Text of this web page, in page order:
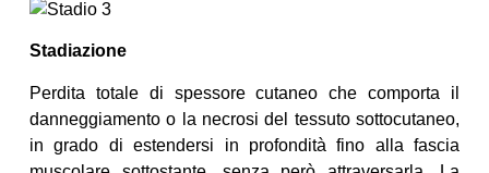
Stadiazione
Perdita totale di spessore cutaneo che comporta il
danneggiamento o la necrosi del tessuto sottocutaneo,
in grado di estendersi in profondità fino alla fascia